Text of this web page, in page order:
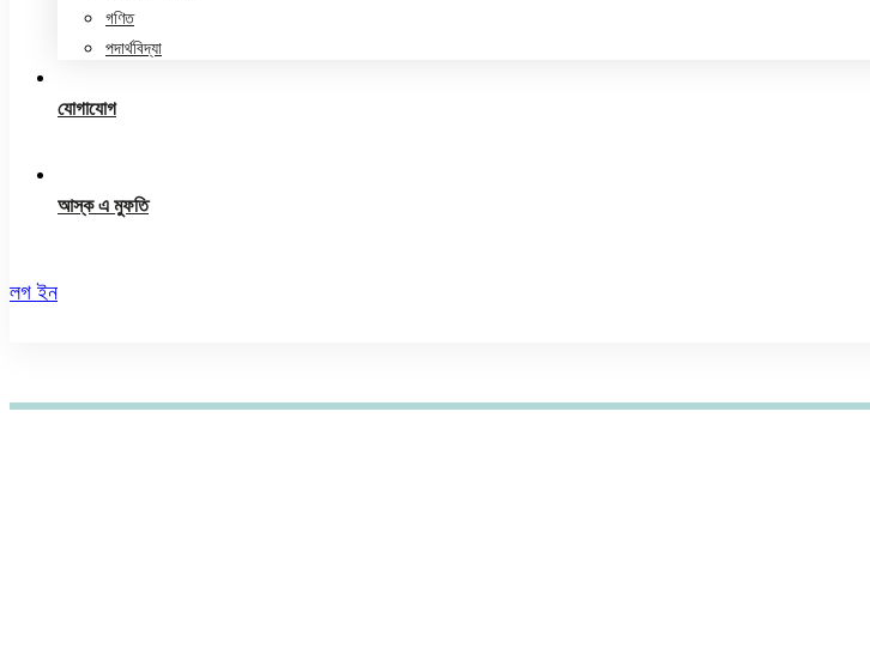
গণিত
পদার্থবিদ্যা
যোগাযোগ
আস্ক এ মুফতি
লগ ইন